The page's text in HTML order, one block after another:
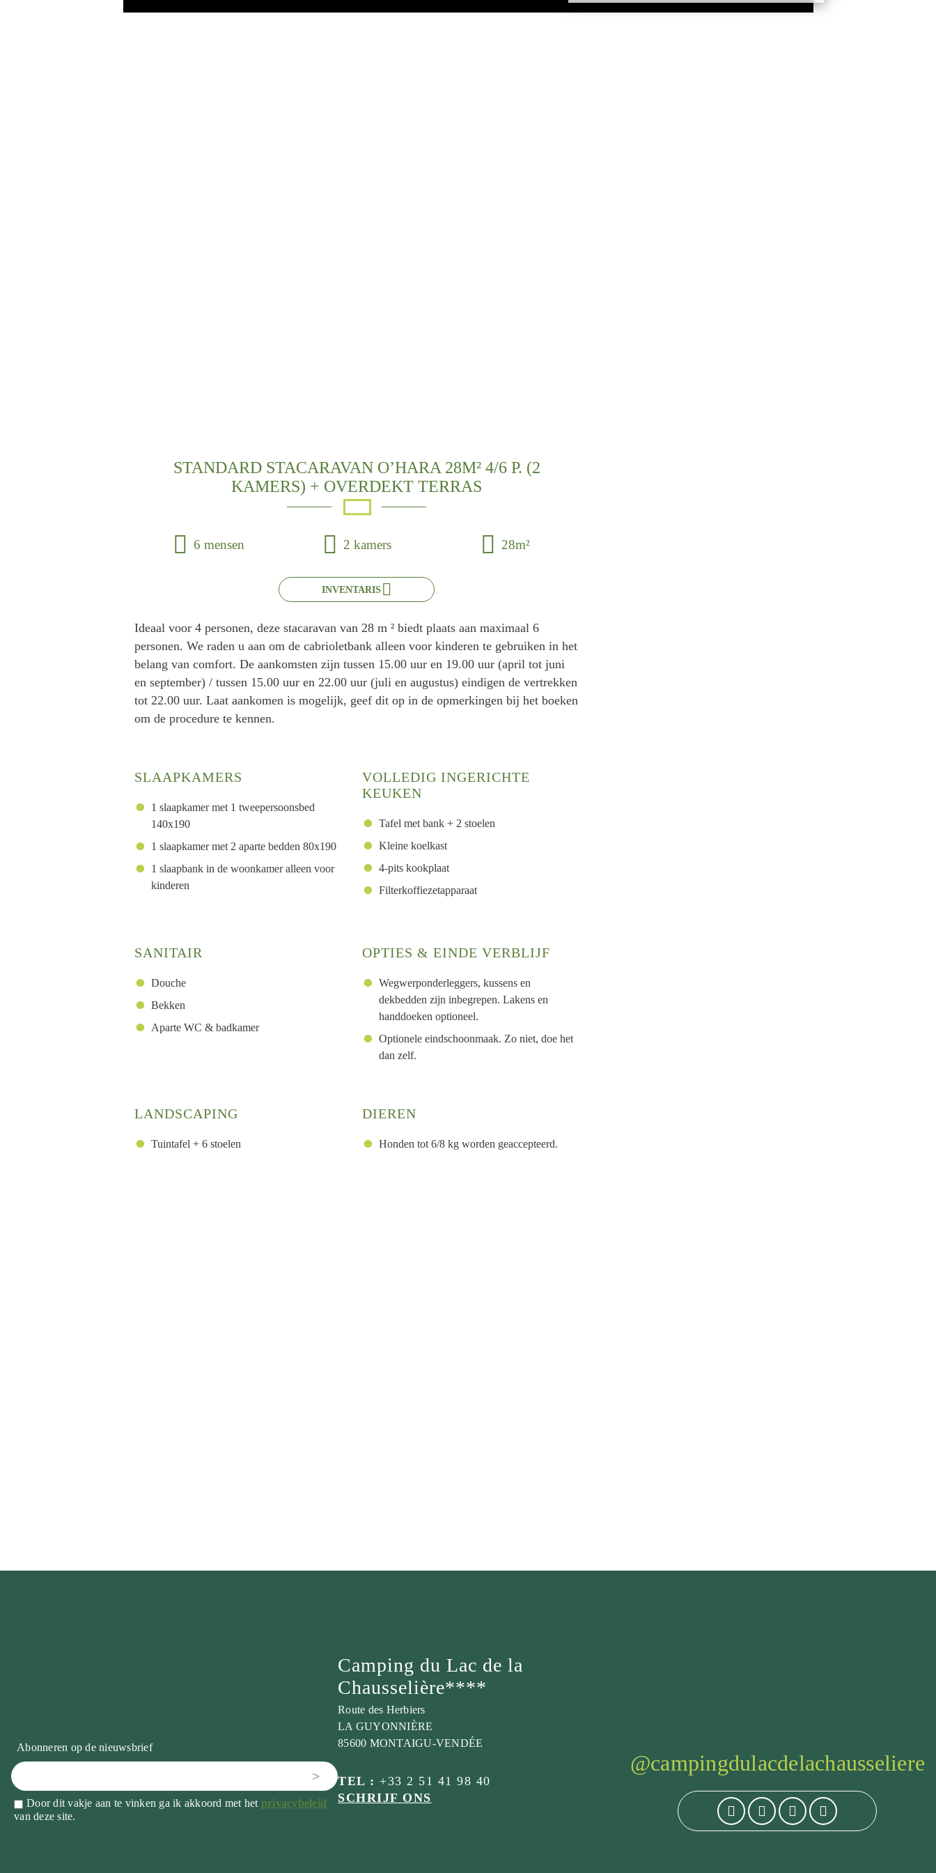
STANDARD STACARAVAN O’HARA 28M² 4/6 P. (2
KAMERS) + OVERDEKT TERRAS
6 mensen 2 kamers 28m²
INVENTARIS
Ideaal voor 4 personen, deze stacaravan van 28 m ² biedt plaats aan maximaal 6
personen. We raden u aan om de cabrioletbank alleen voor kinderen te gebruiken in het
belang van comfort. De aankomsten zijn tussen 15.00 uur en 19.00 uur (april tot juni
en september) / tussen 15.00 uur en 22.00 uur (juli en augustus) eindigen de vertrekken
tot 22.00 uur. Laat aankomen is mogelijk, geef dit op in de opmerkingen bij het boeken
om de procedure te kennen.
SLAAPKAMERS
1 slaapkamer met 1 tweepersoonsbed
140x190
1 slaapkamer met 2 aparte bedden 80x190
1 slaapbank in de woonkamer alleen voor
kinderen
VOLLEDIG INGERICHTE
KEUKEN
Tafel met bank + 2 stoelen
Kleine koelkast
4-pits kookplaat
Filterkoffiezetapparaat
SANITAIR
Douche
Bekken
Aparte WC & badkamer
OPTIES & EINDE VERBLIJF
Wegwerponderleggers, kussens en
dekbedden zijn inbegrepen. Lakens en
handdoeken optioneel.
Optionele eindschoonmaak. Zo niet, doe het
dan zelf.
LANDSCAPING
Tuintafel + 6 stoelen
DIEREN
Honden tot 6/8 kg worden geaccepteerd.
Abonneren op de nieuwsbrief
>
Door dit vakje aan te vinken ga ik akkoord met het privacybeleid
van deze site.
Camping du Lac de la
Chausselière****
Route des Herbiers
LA GUYONNIÈRE
85600 MONTAIGU-VENDÉE
TEL : +33 2 51 41 98 40
SCHRIJF ONS
@campingdulacdelachausseliere